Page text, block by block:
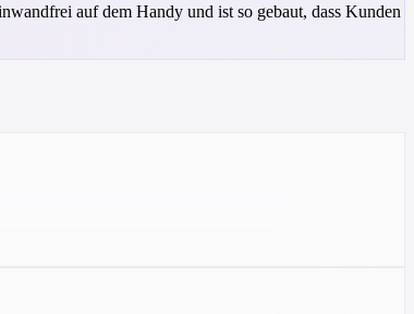
auf dem Handy und ist so gebaut, dass Kunden